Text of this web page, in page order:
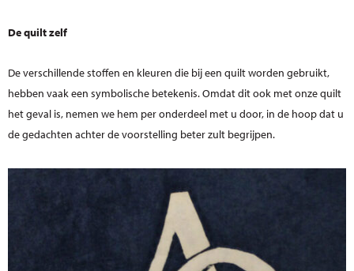
De quilt zelf
De verschillende stoffen en kleuren die bij een quilt worden gebruikt,
hebben vaak een symbolische betekenis. Omdat dit ook met onze quilt
het geval is, nemen we hem per onderdeel met u door, in de hoop dat u
de gedachten achter de voorstelling beter zult begrijpen.